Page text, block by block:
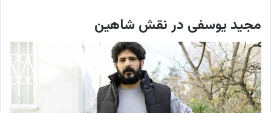
مجید یوسفی در نقش شاهین